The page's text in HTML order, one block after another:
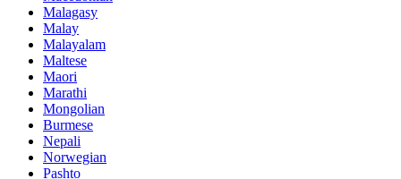
Malagasy
Malay
Malayalam
Maltese
Maori
Marathi
Mongolian
Burmese
Nepali
Norwegian
Pashto